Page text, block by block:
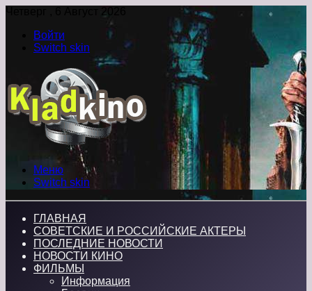
Четверг , 6 Август 2026
Войти
Switch skin
Меню
Switch skin
ГЛАВНАЯ
СОВЕТСКИЕ И РОССИЙСКИЕ АКТЕРЫ
ПОСЛЕДНИЕ НОВОСТИ
НОВОСТИ КИНО
ФИЛЬМЫ
Информация